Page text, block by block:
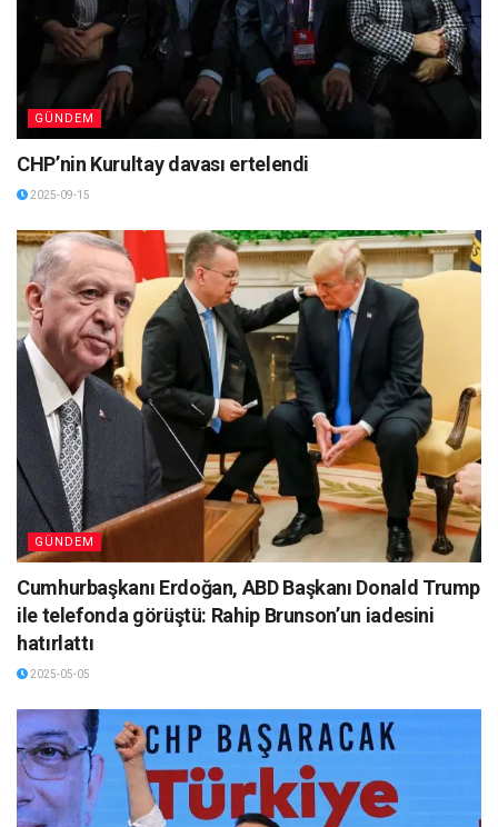
GÜNDEM
CHP’nin Kurultay davası ertelendi
2025-09-15
GÜNDEM
Cumhurbaşkanı Erdoğan, ABD Başkanı Donald Trump
ile telefonda görüştü: Rahip Brunson’un iadesini
hatırlattı
2025-05-05